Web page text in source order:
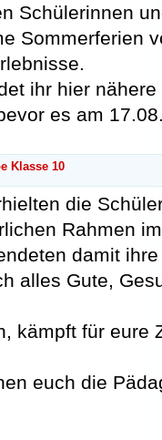
Schülerinnen
Sommerferien
ihr hier
es am
Klasse 10
die
Rahmen
damit
alles Gute,
kämpft für eure
euch die